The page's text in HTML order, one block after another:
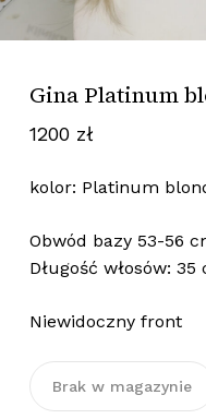
Gina Platinum
1200 zł
kolor: Platinum
Obwód bazy 53-56
Długość włosów: 35
Niewidoczny front
Brak w magazynie